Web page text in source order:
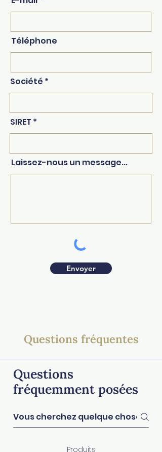
Téléphone
Société
SIRET
Laissez-nous un message...
Envoyer
Questions fréquentes
Questions
fréquemment posées
Produits